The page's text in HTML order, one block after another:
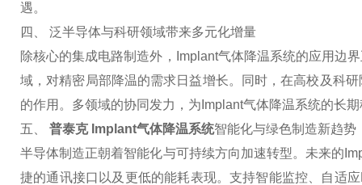
遇。
四、 泛半导体与科研领域带来多元化增量
除核心的集成电路制造外，Implant气体降温系统的应用边
域，对精密局部降温的需求日益增长。同时，在高校及科
的作用。多领域的协同发力，为Implant气体降温系统的长
五、 普泰克 Implant气体降温系统智能化与绿色制造新趋势
半导体制造正朝着智能化与可持续方向加速转型。未来的
捷的通讯接口以及更低的能耗表现。支持智能监控、自适